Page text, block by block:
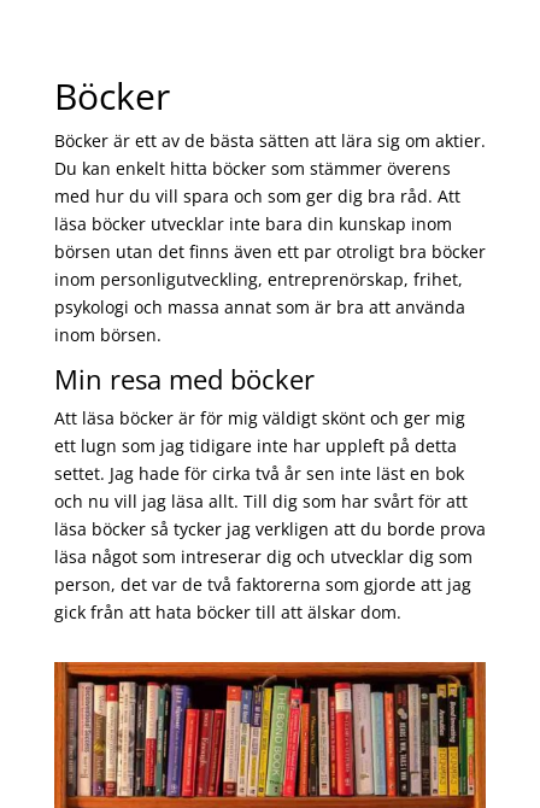
Böcker
Böcker är ett av de bästa sätten att lära sig om aktier.
Du kan enkelt hitta böcker som stämmer överens
med hur du vill spara och som ger dig bra råd. Att
läsa böcker utvecklar inte bara din kunskap inom
börsen utan det finns även ett par otroligt bra böcker
inom personligutveckling, entreprenörskap, frihet,
psykologi och massa annat som är bra att använda
inom börsen.
Min resa med böcker
Att läsa böcker är för mig väldigt skönt och ger mig
ett lugn som jag tidigare inte har uppleft på detta
settet. Jag hade för cirka två år sen inte läst en bok
och nu vill jag läsa allt. Till dig som har svårt för att
läsa böcker så tycker jag verkligen att du borde prova
läsa något som intreserar dig och utvecklar dig som
person, det var de två faktorerna som gjorde att jag
gick från att hata böcker till att älskar dom.